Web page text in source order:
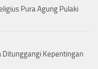
Pura Agung Pulaki
Ditunggangi Kepentingan